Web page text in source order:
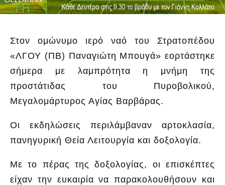
Στον ομώνυμο ιερό ναό του Στρατοπέδου
«ΛΓΟΥ (ΠΒ) Παναγιώτη Μπουγά» εορτάστηκε
σήμερα με λαμπρότητα η μνήμη της
προστάτιδας του Πυροβολικού,
Μεγαλομάρτυρος Αγίας Βαρβάρας.
Οι εκδηλώσεις περιλάμβαναν αρτοκλασία,
πανηγυρική Θεία Λειτουργία και δοξολογία.
Με το πέρας της δοξολογίας, οι επισκέπτες
είχαν την ευκαιρία να παρακολουθήσουν και